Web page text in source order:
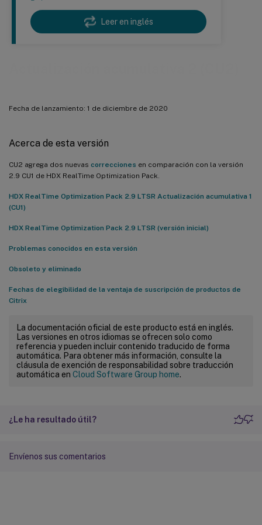
Leer en inglés
Fecha de lanzamiento: 1 de diciembre de 2020
Acerca de esta versión
CU2 agrega dos nuevas correcciones en comparación con la versión
2.9 CU1 de HDX RealTime Optimization Pack.
HDX RealTime Optimization Pack 2.9 LTSR Actualización acumulativa 1
(CU1)
HDX RealTime Optimization Pack 2.9 LTSR (versión inicial)
Problemas conocidos en esta versión
Obsoleto y eliminado
Fechas de elegibilidad de la ventaja de suscripción de productos de
Citrix
La documentación oficial de este producto está en inglés.
Las versiones en otros idiomas se ofrecen solo como
referencia y pueden incluir contenido traducido de forma
automática. Para obtener más información, consulte la
cláusula de exención de responsabilidad sobre traducción
automática en Cloud Software Group home.
¿Le ha resultado útil?
Envíenos sus comentarios